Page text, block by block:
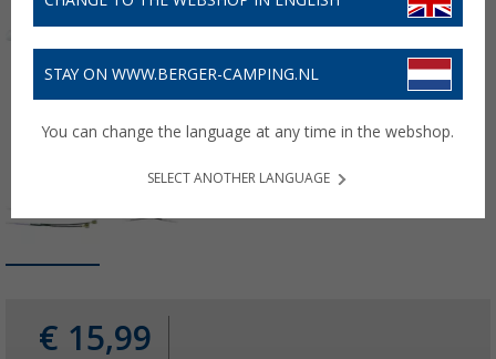
€ 15,99
STAY ON WWW.BERGER-CAMPING.NL
You can change the language at any time in the webshop.
SELECT ANOTHER LANGUAGE